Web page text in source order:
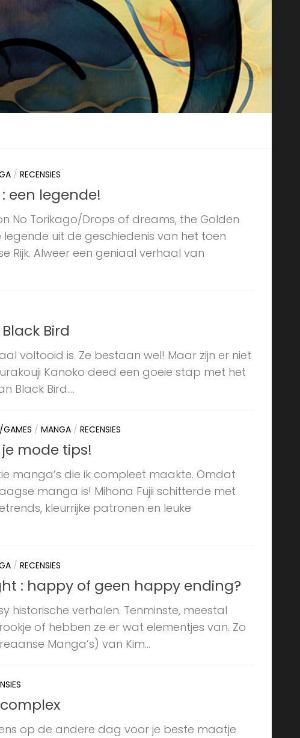
/ RECENSIES
een legende!
No Torikago/Drops of dreams, the Golden
uit de geschiedenis van het toen
Rijk. Alweer een geniaal verhaal van
Bird
voltooid is. Ze bestaan wel! Maar zijn er niet
Kanoko deed een goeie stap met het
Black Bird....
/ MANGA / RECENSIES
mode tips!
manga’s die ik compleet maakte. Omdat
manga is! Mihona Fujii schitterde met
kleurrijke patronen en leuke
/ RECENSIES
: happy of geen happy ending?
historische verhalen. Tenminste, meestal
of hebben ze er wat elementjes van. Zo
Manga’s) van Kim...
op de andere dag voor je beste maatje